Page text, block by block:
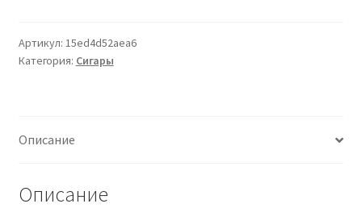
by
Cusano
16
Артикул: 15ed4d52aea6
Категория: Сигары
Описание
Описание